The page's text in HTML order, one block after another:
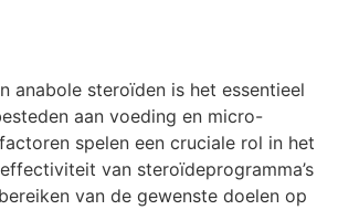
anabole steroïden is het essentieel
aan voeding en micro-
spelen een cruciale rol in het
van steroïdeprogramma’s
van de gewenste doelen op